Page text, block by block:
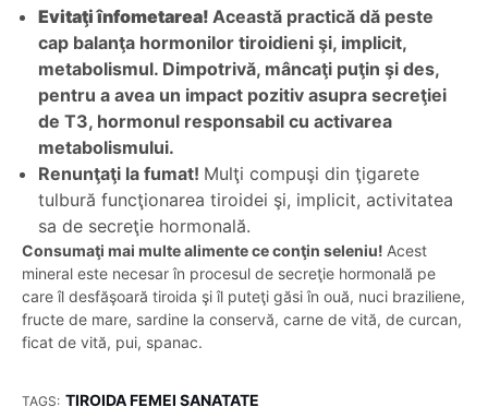
important ca, în gama de investigaţii medicale pe care v-o
recomandă medicul de familie, să se numere şi vizite la
specialistul endocrinolog pentru o discuţie mult mai
amănunţită pe subiect şi pentru efectuarea de dozări
hormonale.
Atenţie la prevenţie!
Aveţi grijă de tiroida dumneavoastră pe termen lung
urmând aceste sfaturi:
cap balanţa hormonilor tiroidieni şi, implicit,